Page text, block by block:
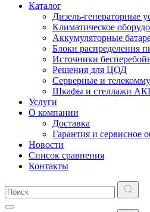
Каталог
Дизель-генераторные
Климатическое
Аккумуляторные
Блоки распределения
Источники
Решения для ЦОД
Серверные и
Шкафы и стеллажи
Услуги
О компании
Доставка
Гарантия и сервисное
Новости
Список сравнения
Контакты